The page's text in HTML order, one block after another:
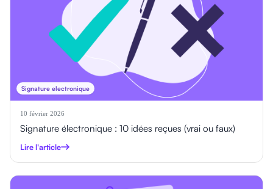
Signature electronique
10 février 2026
Signature électronique : 10 idées reçues (vrai ou faux)
Lire l'article